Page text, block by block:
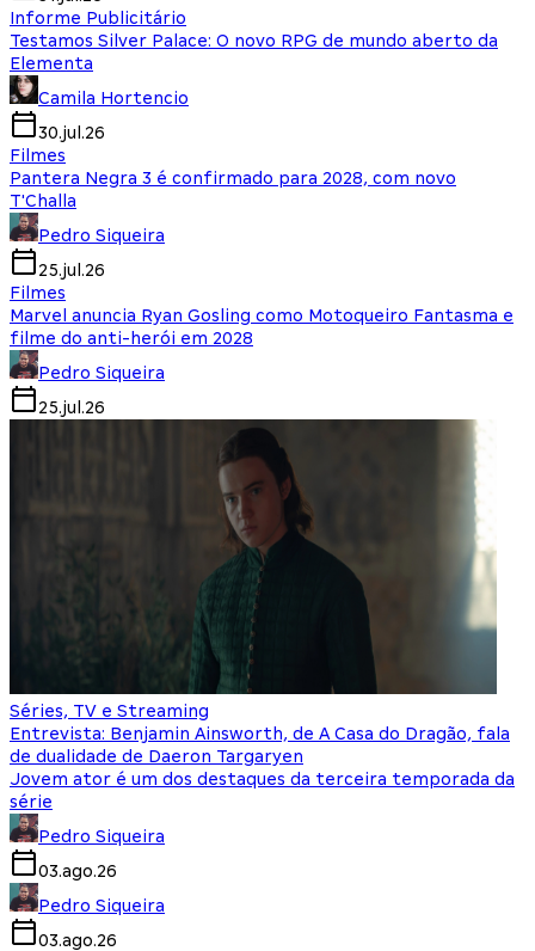
Informe Publicitário
Testamos Silver Palace: O novo RPG de mundo aberto da
Elementa
Camila Hortencio
30.jul.26
Filmes
Pantera Negra 3 é confirmado para 2028, com novo
T'Challa
Pedro Siqueira
25.jul.26
Filmes
Marvel anuncia Ryan Gosling como Motoqueiro Fantasma e
filme do anti-herói em 2028
Pedro Siqueira
25.jul.26
Séries, TV e Streaming
Entrevista: Benjamin Ainsworth, de A Casa do Dragão, fala
de dualidade de Daeron Targaryen
Jovem ator é um dos destaques da terceira temporada da
série
Pedro Siqueira
03.ago.26
Pedro Siqueira
03.ago.26